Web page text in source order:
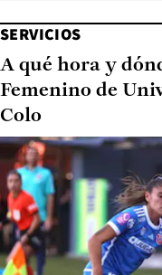
SERVICIOS
A qué hora y
Femenino de
Colo